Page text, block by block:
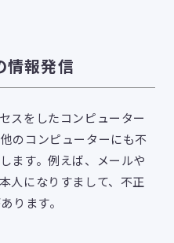
情報発信
スをしたコンピューター
のコンピューターにも不
ます。例えば、メールや
人になりすまして、不正
ります。